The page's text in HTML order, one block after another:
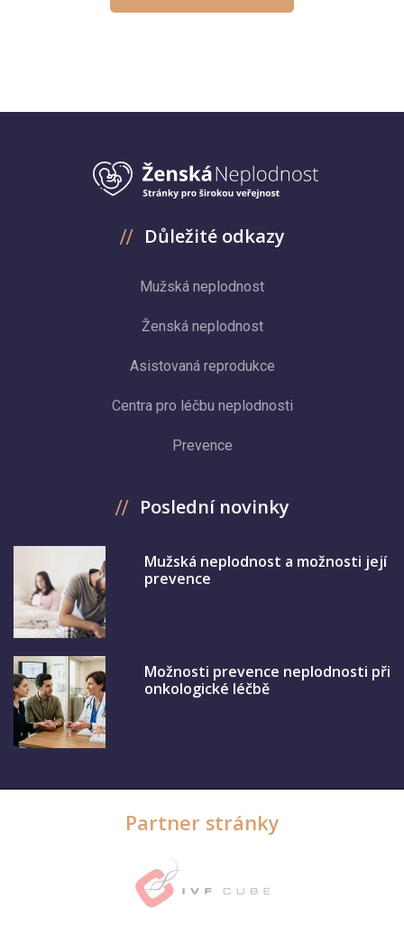
Důležité odkazy
Mužská neplodnost
Ženská neplodnost
Asistovaná reprodukce
Centra pro léčbu neplodnosti
Prevence
Poslední novinky
Mužská neplodnost a možnosti její
prevence
Možnosti prevence neplodnosti při
onkologické léčbě
Partner stránky